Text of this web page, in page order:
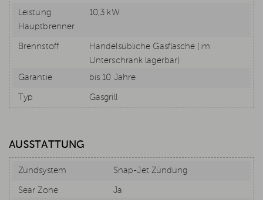
Leistung
Hauptbrenner
10,3 kW
Brennstoff
Handelsübliche Gasflasche (im
Unterschrank lagerbar)
Garantie
bis 10 Jahre
Typ Gasgrill
AUSSTATTUNG
Zündsystem Snap-Jet Zündung
Sear Zone Ja